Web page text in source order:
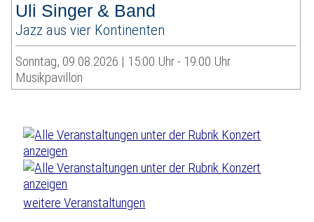
Uli Singer & Band
Jazz aus vier Kontinenten
Sonntag, 09.08.2026 | 15:00 Uhr - 19:00 Uhr
Musikpavillon
weitere Veranstaltungen